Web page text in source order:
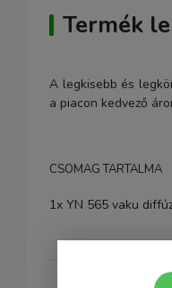
Termék
A legkisebb és
a piacon kedvező
CSOMAG TARTALMA
1x YN 565 vaku